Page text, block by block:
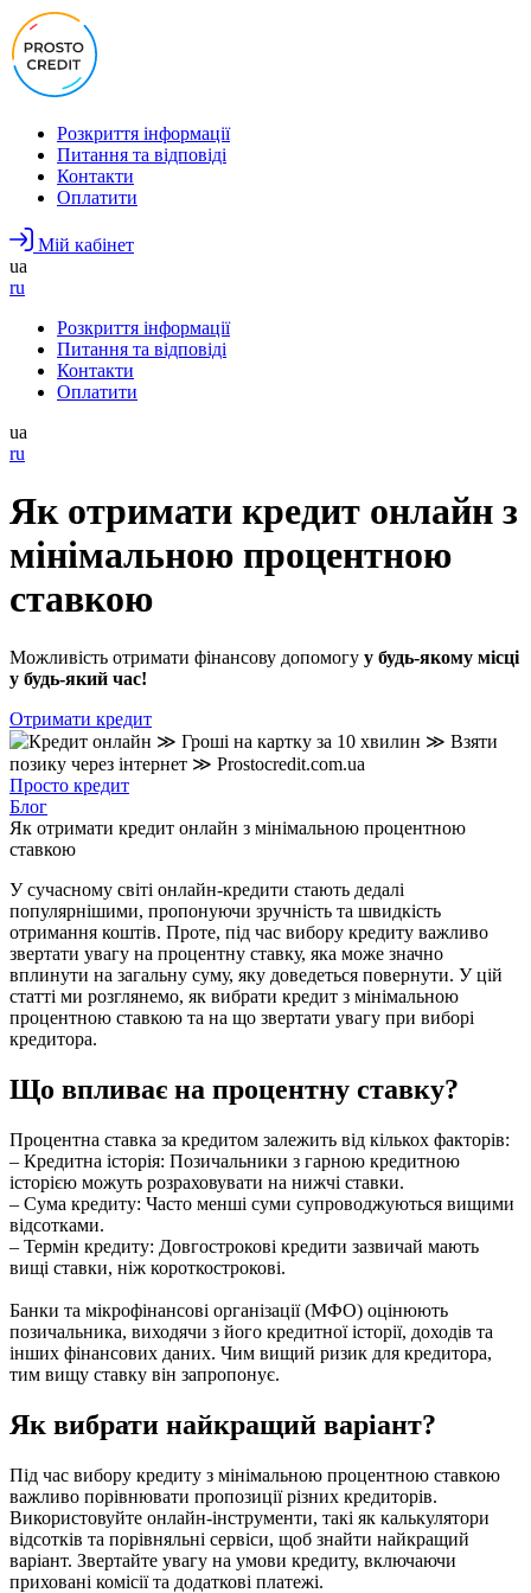
Розкриття інформації
Питання та відповіді
Контакти
Оплатити
Мій кабінет
ua
ru
Розкриття інформації
Питання та відповіді
Контакти
Оплатити
ua
ru
Як отримати кредит онлайн з
мінімальною процентною
ставкою
Можливість отримати фінансову допомогу у будь-якому місці
у будь-який час!
Отримати кредит
Просто кредит
Блог
Як отримати кредит онлайн з мінімальною процентною
ставкою
У сучасному світі онлайн-кредити стають дедалі
популярнішими, пропонуючи зручність та швидкість
отримання коштів. Проте, під час вибору кредиту важливо
звертати увагу на процентну ставку, яка може значно
вплинути на загальну суму, яку доведеться повернути. У цій
статті ми розглянемо, як вибрати кредит з мінімальною
процентною ставкою та на що звертати увагу при виборі
кредитора.
Що впливає на процентну ставку?
Процентна ставка за кредитом залежить від кількох факторів:
– Кредитна історія: Позичальники з гарною кредитною
історією можуть розраховувати на нижчі ставки.
– Сума кредиту: Часто менші суми супроводжуються вищими
відсотками.
– Термін кредиту: Довгострокові кредити зазвичай мають
вищі ставки, ніж короткострокові.
Банки та мікрофінансові організації (МФО) оцінюють
позичальника, виходячи з його кредитної історії, доходів та
інших фінансових даних. Чим вищий ризик для кредитора,
тим вищу ставку він запропонує.
Як вибрати найкращий варіант?
Під час вибору кредиту з мінімальною процентною ставкою
важливо порівнювати пропозиції різних кредиторів.
Використовуйте онлайн-інструменти, такі як калькулятори
відсотків та порівняльні сервіси, щоб знайти найкращий
варіант. Звертайте увагу на умови кредиту, включаючи
приховані комісії та додаткові платежі.